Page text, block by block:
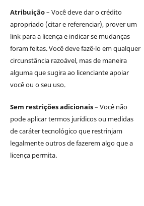
Atribuição– Você deve dar o crédito
apropriado (citar e referenciar), prover um
link para a licença e indicar se mudanças
foram feitas. Você deve fazê-lo em qualquer
circunstância razoável, mas de maneira
alguma que sugira ao licenciante apoiar
você ou o seu uso.
Sem restrições adicionais– Você não
pode aplicar termos jurídicos ou medidas
de caráter tecnológico que restrinjam
legalmente outros de fazerem algo que a
licença permita.